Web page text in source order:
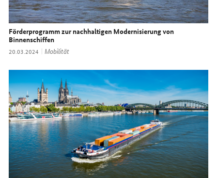
Förderprogramm zur nachhaltigen Modernisierung von
Binnenschiffen
Datum:
20.03.2024 Thema:
Mobilität